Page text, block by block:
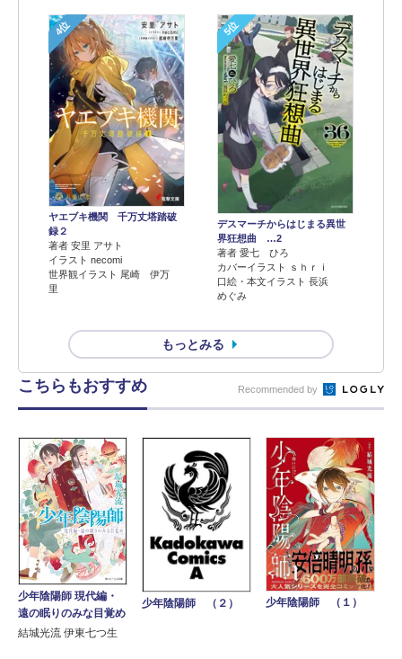
4位
ヤエブキ機関 千万丈塔踏破
録２
著者 安里 アサト
イラスト necomi
世界観イラスト 尾崎 伊万
里
5位
デスマーチからはじまる異世
界狂想曲 …2
著者 愛七 ひろ
カバーイラスト ｓｈｒｉ
口絵・本文イラスト 長浜
めぐみ
もっとみる
こちらもおすすめ Recommended by
少年陰陽師 現代編・
遠の眠りのみな目覚め
結城光流 伊東七つ生
少年陰陽師 （２） 少年陰陽師 （１）